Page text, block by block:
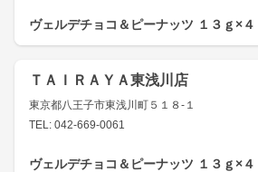
ヴェルデチョコ＆ピーナッツ １３ｇ×４
ＴＡＩＲＡＹＡ東浅川店
東京都八王子市東浅川町５１８-１
TEL: 042-669-0061
ヴェルデチョコ＆ピーナッツ １３ｇ×４